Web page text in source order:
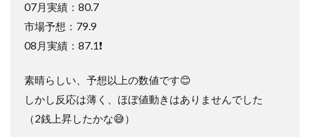
07月実績：80.7
市場予想：79.9
08月実績：87.1❗️
素晴らしい、予想以上の数値です😊
しかし反応は薄く、ほぼ値動きはありませんでした
（2銭上昇したかな😅）